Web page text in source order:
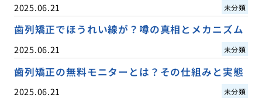
2025.06.21 未分類
歯列矯正でほうれい線が？噂の真相とメカニズム
2025.06.21 未分類
歯列矯正の無料モニターとは？その仕組みと実態
2025.06.21 未分類